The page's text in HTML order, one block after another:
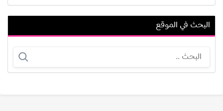
باسم موريس عدلي
البحث في الموقع